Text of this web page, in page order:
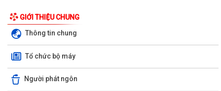
GIỚI THIỆU CHUNG
Thông tin chung
Tổ chức bộ máy
Người phát ngôn